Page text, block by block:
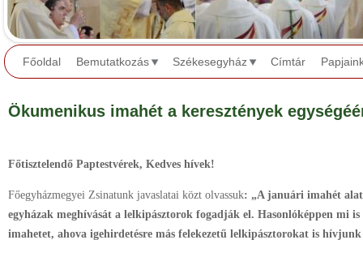
Főoldal Bemutatkozás Székesegyház Címtár
Ökumenikus imahét a keresztények
Főtisztelendő Paptestvérek, Kedves hívek!
Főegyházmegyei Zsinatunk javaslatai közt olvassuk: „A januári imahét
egyházak meghívását a lelkipásztorok fogadják el. Hasonlóképpen mi
imahetet, ahova igehirdetésre más felekezetű lelkipásztorokat is hívjunk